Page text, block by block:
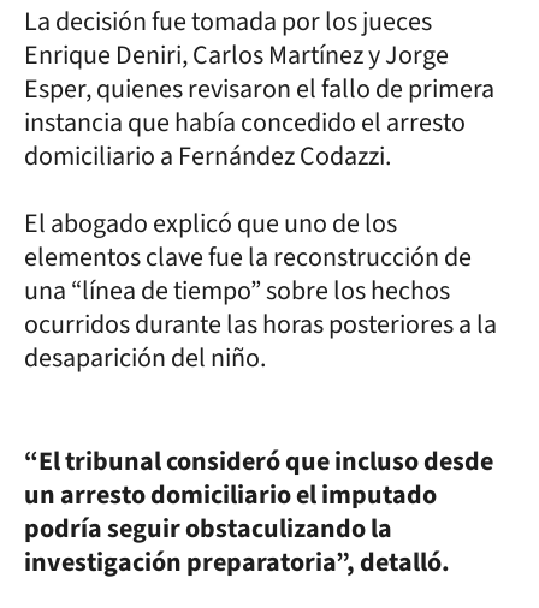
La decisión fue tomada por los jueces
Enrique Deniri, Carlos Martínez y Jorge
Esper, quienes revisaron el fallo de primera
instancia que había concedido el arresto
domiciliario a Fernández Codazzi.
El abogado explicó que uno de los
elementos clave fue la reconstrucción de
una “línea de tiempo” sobre los hechos
ocurridos durante las horas posteriores a la
desaparición del niño.
“El tribunal consideró que incluso desde
un arresto domiciliario el imputado
podría seguir obstaculizando la
investigación preparatoria”, detalló.